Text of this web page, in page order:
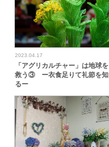
2023.04.17
「アグリカルチャー」は地球を
救う③ ー衣食足りて礼節を知
るー